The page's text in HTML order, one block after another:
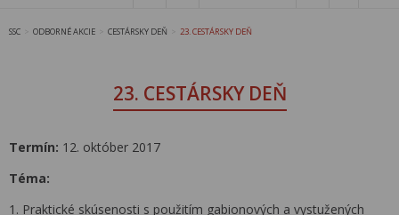
SSC ODBORNÉ AKCIE CESTÁRSKY DEŇ 23. CESTÁRSKY DEŇ
23. CESTÁRSKY DEŇ
Termín: 12. október 2017
Téma:
1. Praktické skúsenosti s použitím gabionových a vystužených